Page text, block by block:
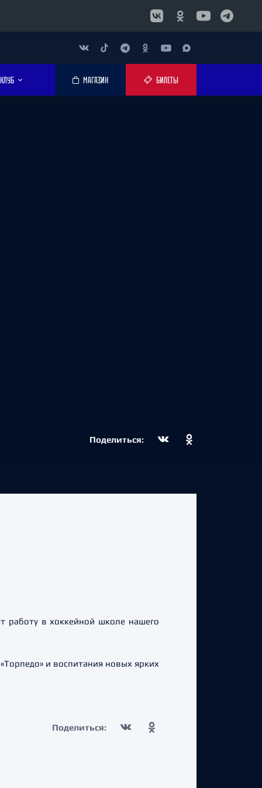
КЛУБ МАГАЗИН БИЛЕТЫ
Поделиться:
работу в хоккейной школе нашего
и воспитания новых ярких
Поделиться: